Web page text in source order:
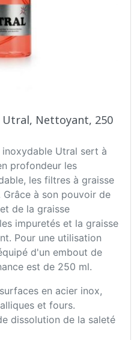
Nettoyant, 250
Utral sert à
profondeur les
les filtres à graisse
à son pouvoir de
de la graisse
impuretés et la graisse
Pour une utilisation
d'un embout de
est de 250 ml.
en acier inox,
et fours.
dissolution de la saleté